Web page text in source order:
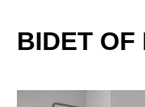
BIDET OF